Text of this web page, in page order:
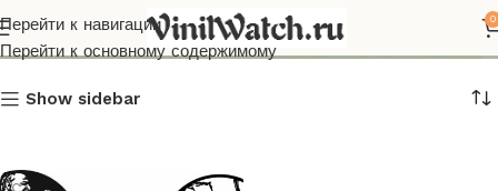
Перейти к навигации
Перейти к основному содержимому
0
набор
Show sidebar